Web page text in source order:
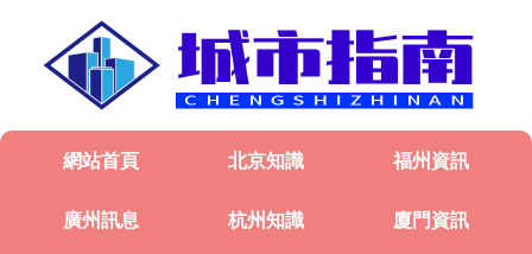
網站首頁 北京知識 福州資訊
廣州訊息 杭州知識 廈門資訊